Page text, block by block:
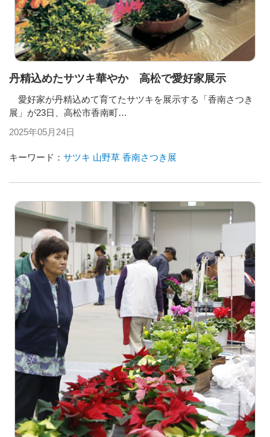
丹精込めたサツキ華やか 高松で愛好家展示
愛好家が丹精込めて育てたサツキを展示する「香南さつき
展」が23日、高松市香南町…
2025年05月24日
キーワード： サツキ 山野草 香南さつき展